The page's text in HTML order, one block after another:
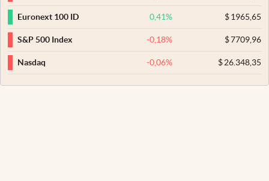
Euronext 100 ID 0,41% $1965,65
S&P 500 Index -0,18% $7709,96
Nasdaq -0,06% $26.348,35